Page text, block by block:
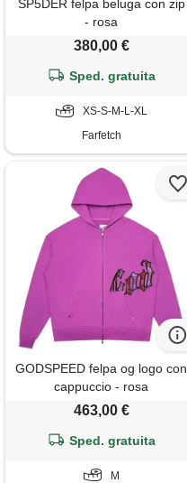
SP5DER felpa beluga con zip
- rosa
380,00 €
Sped. gratuita
XS-S-M-L-XL
Farfetch
GODSPEED felpa og logo con
cappuccio - rosa
463,00 €
Sped. gratuita
M